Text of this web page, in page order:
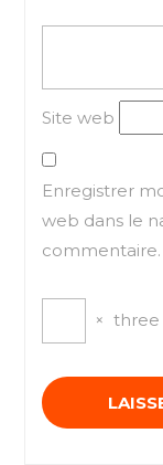
Site web
Enregistrer
web dans le
commentaire.
× three